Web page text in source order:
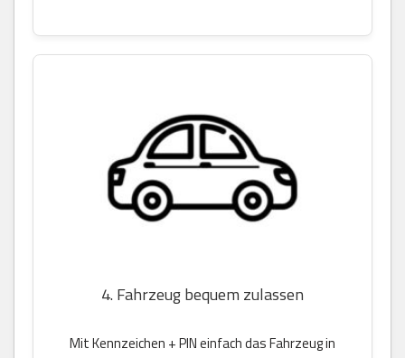
4. Fahrzeug bequem zulassen
Mit Kennzeichen + PIN einfach das Fahrzeug in